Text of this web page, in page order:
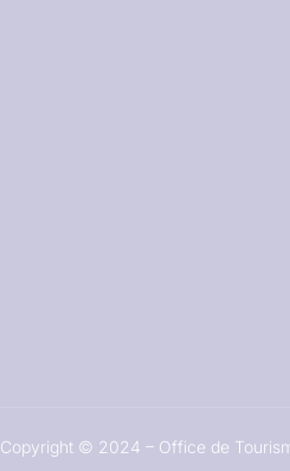
Copyright © 2024 – Office de